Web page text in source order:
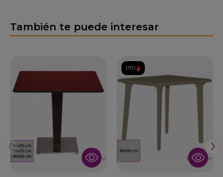
También te puede interesar
DTO.